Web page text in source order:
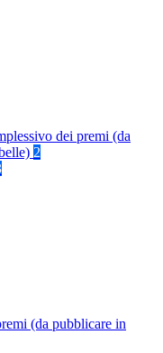
dei premi (da
2
(da pubblicare in